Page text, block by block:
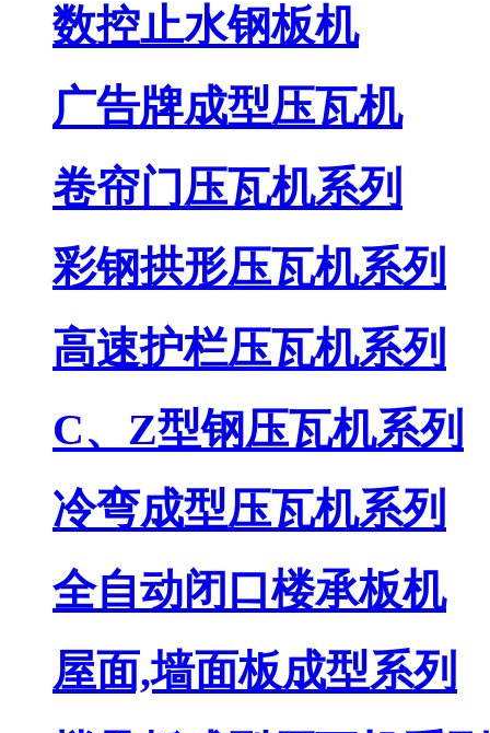
数控止水钢板机
广告牌成型压瓦机
卷帘门压瓦机系列
彩钢拱形压瓦机系列
高速护栏压瓦机系列
C、Z型钢压瓦机系列
冷弯成型压瓦机系列
全自动闭口楼承板机
屋面,墙面板成型系列